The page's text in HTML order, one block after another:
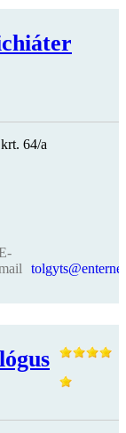
64/a